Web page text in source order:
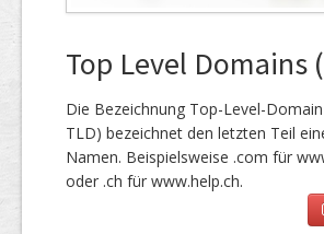
Top Level Domains
Die Bezeichnung Top-Level-
TLD) bezeichnet den letzten Teil
Namen. Beispielsweise .com für
oder .ch für www.help.ch.